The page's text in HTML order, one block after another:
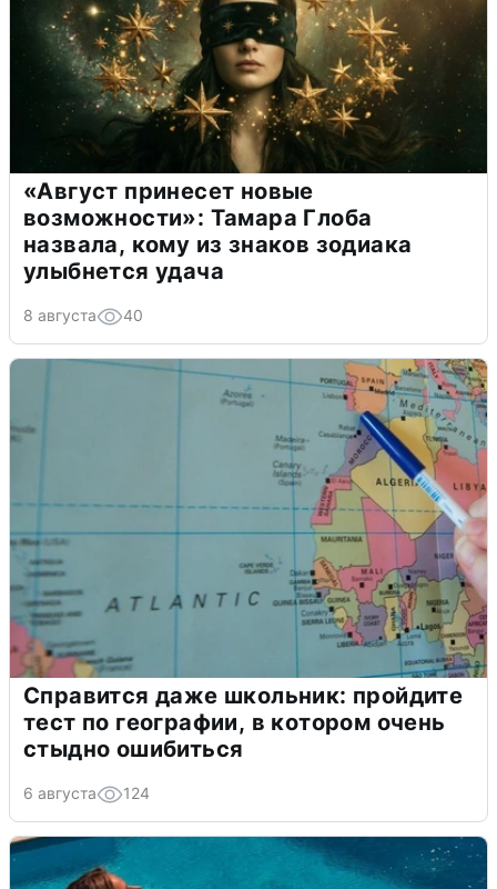
«Август принесет новые
возможности»: Тамара Глоба
назвала, кому из знаков зодиака
улыбнется удача
8 августа 40
Справится даже школьник: пройдите
тест по географии, в котором очень
стыдно ошибиться
6 августа 124